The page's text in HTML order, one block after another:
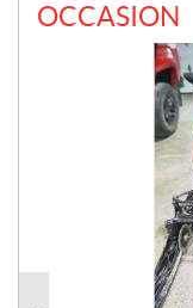
OCCASION